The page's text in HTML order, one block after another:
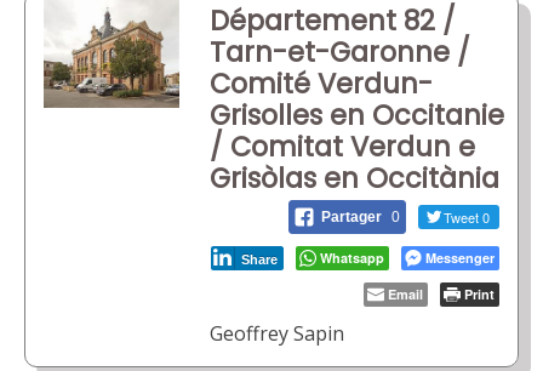
Département 82 /
Tarn-et-Garonne /
Comité Verdun-
Grisolles en Occitanie
/ Comitat Verdun e
Grisòlas en Occitània
Partager 0 Tweet 0
Share Whatsapp
Messenger
Email
Print
Geoffrey Sapin